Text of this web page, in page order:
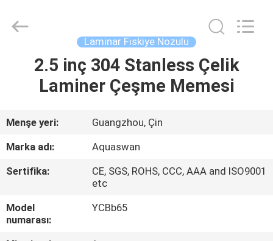
S
HAKKIMIZDA
FABRIKA
TURU
co,.ltd.
Laminar Fıskiye Nozulu
2.5 inç 304 Stanless Çelik
Laminer Çeşme Memesi
Menşe yeri:
Guangzhou, Çin
Marka adı:
Aquaswan
Sertifika:
CE, SGS, ROHS, CCC, AAA and ISO9001
etc
Model
numarası:
YCBb65